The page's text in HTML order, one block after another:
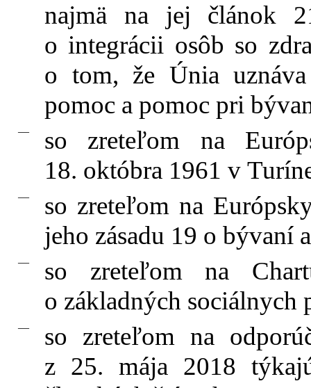
najmä na jej článok
o integrácii osôb so
o tom, že Únia
pomoc a pomoc pri
—
so zreteľom na
18. októbra 1961 v
—
so zreteľom na
jeho zásadu 19 o bývaní
—
so zreteľom na
o základných sociálnych
—
so zreteľom na
z 25. mája 2018